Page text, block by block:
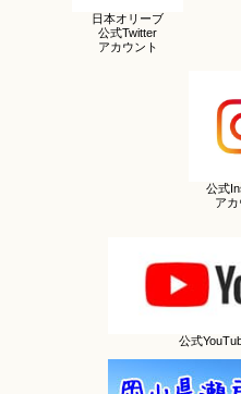
日本オリーブ
公式Twitter
アカウント
公式
アカ
公式